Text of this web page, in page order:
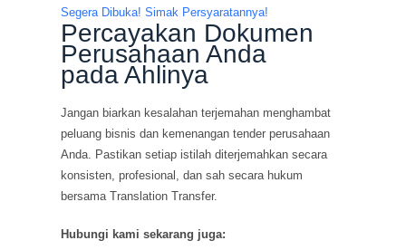
Segera Dibuka! Simak Persyaratannya!
Percayakan Dokumen
Perusahaan Anda
pada Ahlinya
Jangan biarkan kesalahan terjemahan menghambat
peluang bisnis dan kemenangan tender perusahaan
Anda. Pastikan setiap istilah diterjemahkan secara
konsisten, profesional, dan sah secara hukum
bersama Translation Transfer.
Hubungi kami sekarang juga: